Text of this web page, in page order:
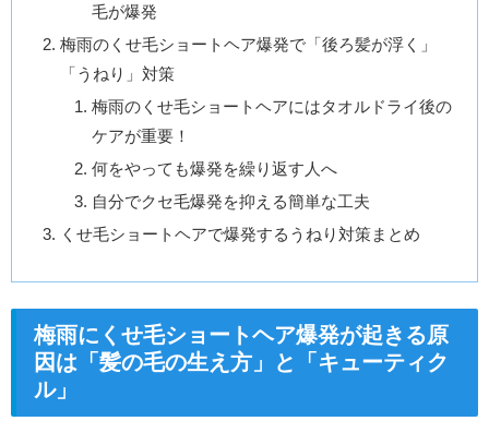
毛が爆発
梅雨のくせ毛ショートヘア爆発で「後ろ髪が浮く」
「うねり」対策
梅雨のくせ毛ショートヘアにはタオルドライ後の
ケアが重要！
何をやっても爆発を繰り返す人へ
自分でクセ毛爆発を抑える簡単な工夫
くせ毛ショートヘアで爆発するうねり対策まとめ
梅雨にくせ毛ショートヘア爆発が起きる原
因は「髪の毛の生え方」と「キューティク
ル」